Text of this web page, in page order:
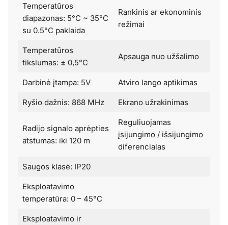
Temperatūros
diapazonas: 5°C ~ 35°C
su 0.5°C paklaida
Rankinis ar ekonominis
režimai
Temperatūros
tikslumas: ± 0,5°C
Apsauga nuo užšalimo
Darbinė įtampa: 5V Atviro lango aptikimas
Ryšio dažnis: 868 MHz Ekrano užrakinimas
Radijo signalo aprėpties
atstumas: iki 120 m
Reguliuojamas
įsijungimo / išsijungimo
diferencialas
Saugos klasė: IP20
Eksploatavimo
temperatūra: 0 – 45°C
Eksploatavimo ir